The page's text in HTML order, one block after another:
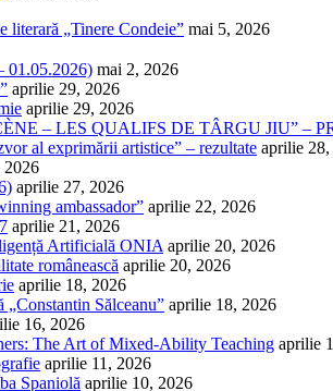
literară „Tinere Condeie” mai 5, 2026
01.05.2026) mai 2, 2026
aprilie 29, 2026
aprilie 29, 2026
– LES QUALIFS DE TÂRGU JIU” –
al exprimării artistice” – rezultate aprilie
2026
aprilie 27, 2026
ambassador” aprilie 22, 2026
aprilie 21, 2026
Artificială ONIA aprilie 20, 2026
românească aprilie 20, 2026
aprilie 18, 2026
Sălceanu” aprilie 18, 2026
16, 2026
The Art of Mixed-Ability Teaching aprilie
aprilie 11, 2026
Spaniolă aprilie 10, 2026